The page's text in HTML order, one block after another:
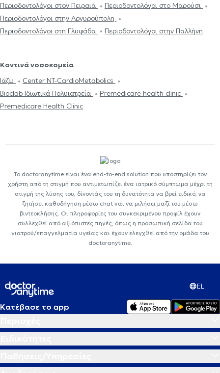
Περιοδοντολόγοι στον Πειραιά
Περιοδοντολόγοι στο Μαρούσι
Περιοδοντολόγοι στην Αργυρούπολη
Περιοδοντολόγοι στη Γλυφάδα
Περιοδοντολόγοι στην Παλλήνη
Κοντινά νοσοκομεία
Ιάζω
Center NT-CardioMetabolics
Bioclab Ιδιωτικά Πολυιατρεία
Premedicare health clinic
Premedicare Health Clinic
Το doctoranytime είναι ένα end-to-end solution που υποστηρίζει τον
χρήστη από τη στιγμή που αντιμετωπίζει ένα ιατρικό σύμπτωμα μέχρι τη
στιγμή της λύσης του, δίνοντάς του τη δυνατότητα να βρεί ειδικό, να
ζητήσει καθοδήγηση μέσω chat και να μιλήσει μαζί του μέσω
βιντεοκλήσης. Οι πληροφορίες του συγκεκριμένου προφίλ έχουν
συλλεχθεί από αξιόπιστες πηγές, όπως η προσωπική σελίδα του
γιατρού/επαγγελματία υγείας και έχουν ελεγχθεί από την ομάδα του
doctoranytime.
EL
Κατέβασε το app